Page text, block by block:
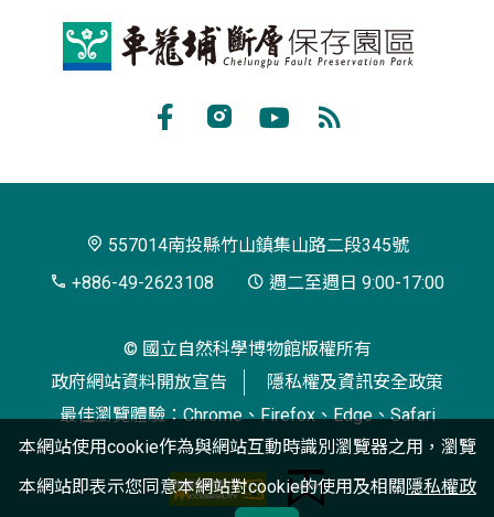
車
存
閱
557014南投縣竹山鎮集山路二段345號
+886-49-2623108
週二至週日 9:00-17:00
© 國立自然科學博物館版權所有
政府網站資料開放宣告
隱私權及資訊安全政策
最佳瀏覽體驗：Chrome、Firefox、Edge、Safari
本網站使用cookie作為與網站互動時識別瀏覽器之用，瀏覽
本網站即表示您同意本網站對cookie的使用及相關隱私權政